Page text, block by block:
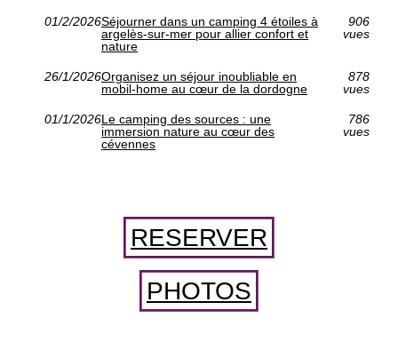
01/2/2026Séjourner dans un camping 4 étoiles à
argelès-sur-mer pour allier confort et
nature
906
vues
26/1/2026Organisez un séjour inoubliable en
mobil-home au cœur de la dordogne
878
vues
01/1/2026Le camping des sources : une
immersion nature au cœur des
cévennes
786
vues
RESERVER
PHOTOS